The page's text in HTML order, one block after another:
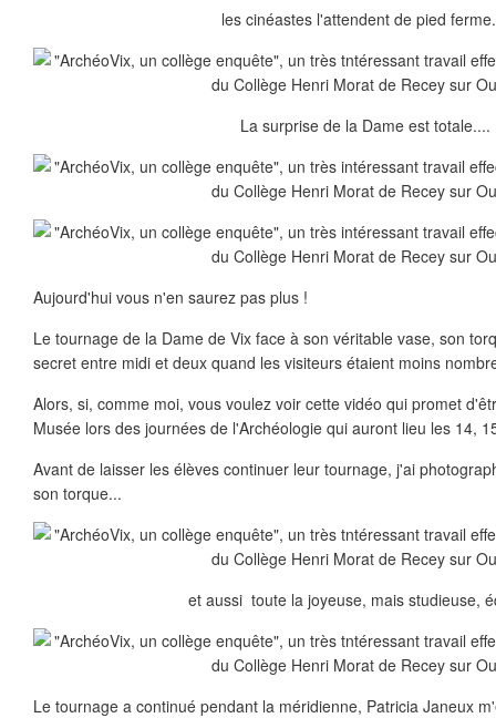
les cinéastes l'attendent de pied
La surprise de la Dame est totale....
Aujourd'hui vous n'en saurez pas plus !
Le tournage de la Dame de Vix face à son véritable vase, son
secret entre midi et deux quand les visiteurs étaient moins
Alors, si, comme moi, vous voulez voir cette vidéo qui promet
Musée lors des journées de l'Archéologie qui auront lieu les 14,
Avant de laisser les élèves continuer leur tournage, j'ai
son torque...
et aussi toute la joyeuse, mais studieuse,
Le tournage a continué pendant la méridienne, Patricia Janeux